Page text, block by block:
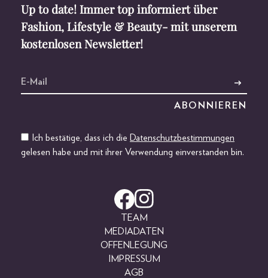
Up to date! Immer top informiert über
Fashion, Lifestyle & Beauty- mit unserem
kostenlosen Newsletter!
Ich bestätige, dass ich die Datenschutzbestimmungen
gelesen habe und mit ihrer Verwendung einverstanden bin.
TEAM
MEDIADATEN
OFFENLEGUNG
IMPRESSUM
AGB